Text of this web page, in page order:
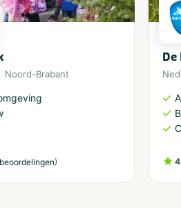
Noord-Brabant
)